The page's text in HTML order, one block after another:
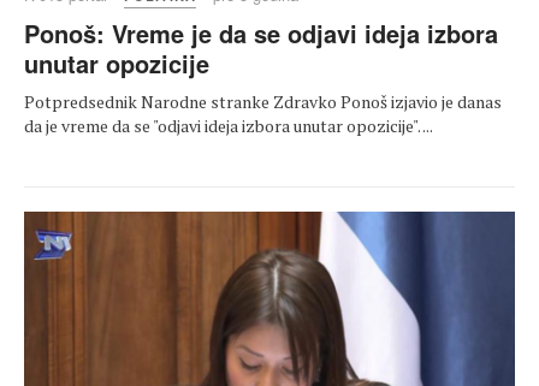
Ponoš: Vreme je da se odjavi ideja izbora
unutar opozicije
Potpredsednik Narodne stranke Zdravko Ponoš izjavio je danas
da je vreme da se "odjavi ideja izbora unutar opozicije". ...